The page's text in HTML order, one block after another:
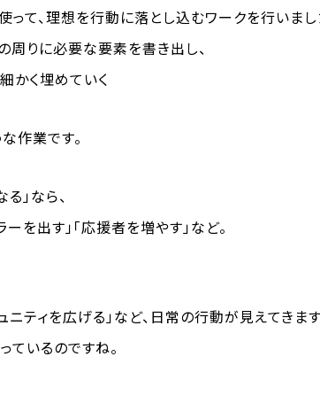
って、理想を行動に落とし込むワークを行いまし
周りに必要な要素を書き出し、
かく埋めていく
作業です。
」なら、
を出す」「応援者を増やす」など。
ニティを広げる」など、日常の行動が見えてきます
ているのですね。